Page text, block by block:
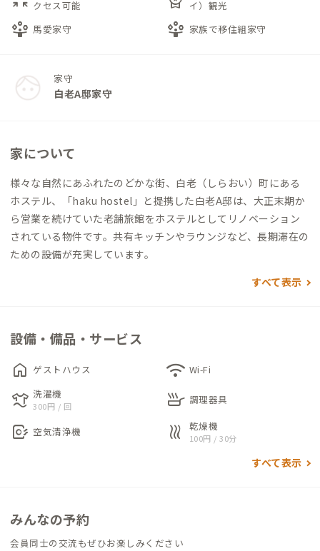
クセス可能
イ）観光
person_play 馬愛家守 person_play 家族で移住組家守
家守
白老A邸家守
家について
様々な自然にあふれたのどかな街、白老（しらおい）町にある
ホステル、「haku hostel」と提携した白老A邸は、大正末期か
ら営業を続けていた老舗旅館をホステルとしてリノベーション
されている物件です。共有キッチンやラウンジなど、長期滞在の
ための設備が充実しています。
すべて表示
設備・備品・サービス
home ゲストハウス wifi Wi-Fi
laundry 洗濯機
300円 / 回 skillet 調理器具
air_purifier 空気清浄機 heat 乾燥機
100円 / 30分
すべて表示
みんなの予約
会員同士の交流もぜひお楽しみください